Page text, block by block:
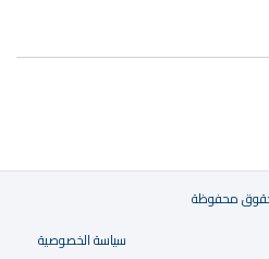
سياسة الخصوصية